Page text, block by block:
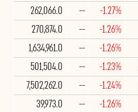
-1.27%
--
262,066.0
-1.26%
--
270,874.0
-1.26%
--
1,634,961.0
-1.23%
--
501,504.0
-1.24%
--
7,502,262.0
-1.26%
--
39,973.0